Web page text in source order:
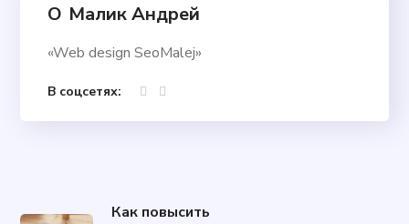
О Малик Андрей
«Web design SeoMalej»
В соцсетях:
Как повысить